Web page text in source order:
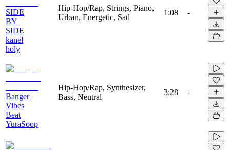
SIDE
BY
SIDE
kanel
holy
Hip-Hop/Rap, Strings, Piano,
Urban, Energetic, Sad
1:08 -
Banger
Vibes
Beat
YuraSoop
Hip-Hop/Rap, Synthesizer,
Bass, Neutral
3:28 -